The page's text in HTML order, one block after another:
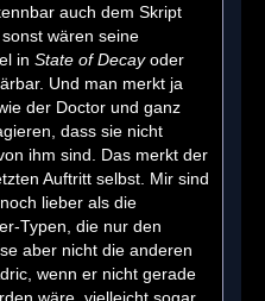
auch dem Skript
wären seine
in State of Decayoder
Und man merkt ja
der Doctor und ganz
dass sie nicht
ihm sind. Das merkt der
Auftritt selbst. Mir sind
lieber als die
Typen, die nur den
aber nicht die anderen
wenn er nicht gerade
wäre, vielleicht sogar